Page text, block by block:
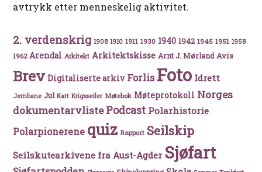
avtrykk etter menneskelig aktivitet.
2. verdenskrig 1908 1910 1911 1930 1940 1942 1945 1951 1958
1962 Arendal Arkitekt Arkitektskisse Arnt J. Mørland Avis
Brev Digitaliserte arkiv Forlis Foto Idrett
Jernbane Jul Kart Krigsseiler Møtebok Møteprotokoll Norges
dokumentarvlistePodcast Polarhistorie
Polarpionerene quiz Rapport Seilskip
Seilskutearkivene fra Aust-Agder Sjøfart